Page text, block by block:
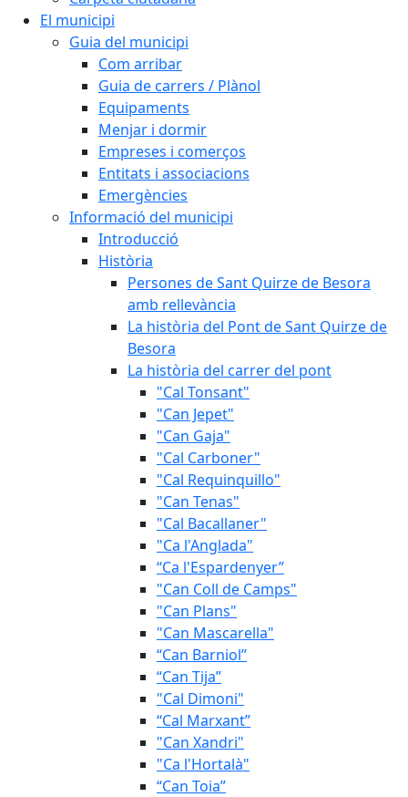
El municipi
Guia del municipi
Com arribar
Guia de carrers / Plànol
Equipaments
Menjar i dormir
Empreses i comerços
Entitats i associacions
Emergències
Informació del municipi
Introducció
Història
Persones de Sant Quirze de Besora
amb rellevància
La història del Pont de Sant Quirze de
Besora
La història del carrer del pont
"Cal Tonsant"
"Can Jepet"
"Can Gaja"
"Cal Carboner"
"Cal Requinquillo"
"Can Tenas"
"Cal Bacallaner"
"Ca l'Anglada"
“Ca l'Espardenyer”
"Can Coll de Camps"
"Can Plans"
"Can Mascarella"
“Can Barniol”
“Can Tija”
"Cal Dimoni"
“Cal Marxant”
"Can Xandri"
"Ca l'Hortalà"
“Can Toia”